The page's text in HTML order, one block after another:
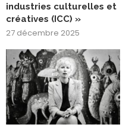
industries culturelles et
créatives (ICC) »
27 décembre 2025